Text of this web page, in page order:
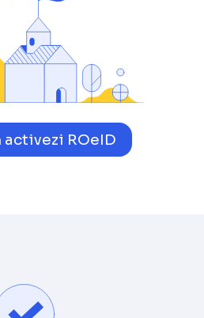
activezi ROeID